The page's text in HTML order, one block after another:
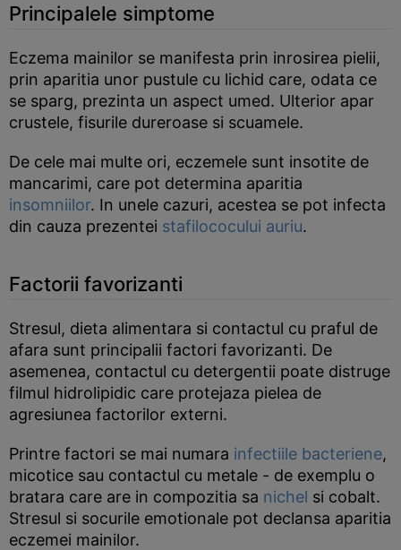
Principalele simptome
Eczema mainilor se manifesta prin inrosirea pielii,
prin aparitia unor pustule cu lichid care, odata ce
se sparg, prezinta un aspect umed. Ulterior apar
crustele, fisurile dureroase si scuamele.
De cele mai multe ori, eczemele sunt insotite de
mancarimi, care pot determina aparitia
insomniilor. In unele cazuri, acestea se pot infecta
din cauza prezentei stafilococului auriu.
Factorii favorizanti
Stresul, dieta alimentara si contactul cu praful de
afara sunt principalii factori favorizanti. De
asemenea, contactul cu detergentii poate distruge
filmul hidrolipidic care protejaza pielea de
agresiunea factorilor externi.
Printre factori se mai numara infectiile bacteriene,
micotice sau contactul cu metale - de exemplu o
bratara care are in compozitia sa nichel si cobalt.
Stresul si socurile emotionale pot declansa aparitia
eczemei mainilor.